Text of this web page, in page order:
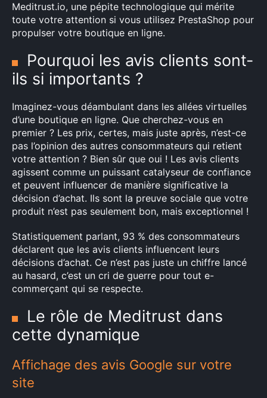
Meditrust.io, une pépite technologique qui mérite
toute votre attention si vous utilisez PrestaShop pour
propulser votre boutique en ligne.
Pourquoi les avis clients sont-
ils si importants ?
Imaginez-vous déambulant dans les allées virtuelles
d’une boutique en ligne. Que cherchez-vous en
premier ? Les prix, certes, mais juste après, n’est-ce
pas l’opinion des autres consommateurs qui retient
votre attention ? Bien sûr que oui ! Les avis clients
agissent comme un puissant catalyseur de confiance
et peuvent influencer de manière significative la
décision d’achat. Ils sont la preuve sociale que votre
produit n’est pas seulement bon, mais exceptionnel !
Statistiquement parlant, 93 % des consommateurs
déclarent que les avis clients influencent leurs
décisions d’achat. Ce n’est pas juste un chiffre lancé
au hasard, c’est un cri de guerre pour tout e-
commerçant qui se respecte.
Le rôle de Meditrust dans
cette dynamique
Affichage des avis Google sur votre
site